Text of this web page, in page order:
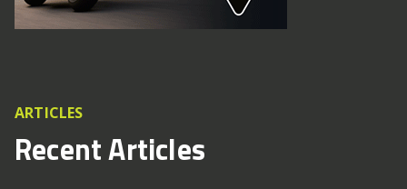
ARTICLES
Recent Articles